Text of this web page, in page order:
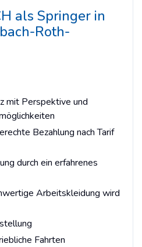
als Springer in
Roth-
mit Perspektive und
Bezahlung nach Tarif
durch ein erfahrenes
Arbeitskleidung wird
Fahrten